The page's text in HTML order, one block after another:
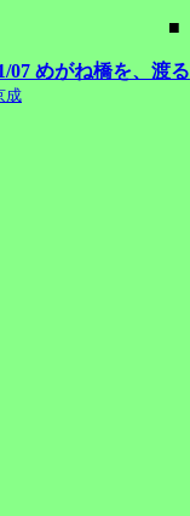
■
07 めがね橋を、渡る
成